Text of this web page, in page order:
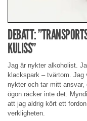
DEBATT:
KULISS”
Jag är nykter alkoholist.
klackspark – tvärtom. Jag
nykter och tar mitt
ögon räcker inte det.
att jag aldrig kört ett
verkligheten.